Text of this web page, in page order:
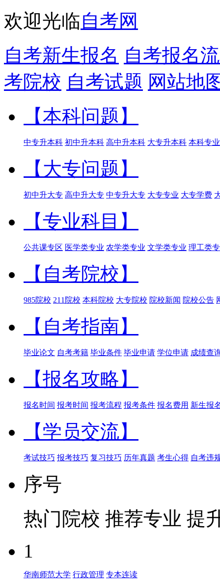
欢迎光临自考网
自考新生报名 自考报名
考院校 自考试题 网站地
【本科问题】
中专升本科 初中升本科 高中升本科 大专升本科 本科专业
【大专问题】
初中升大专 高中升大专 中专升大专 大专专业 大专学费
【专业科目】
公共课专区 医学类专业 农学类专业 文学类专业 理工类
【自考院校】
985院校 211院校 本科院校 大专院校 院校新闻 院校公告
【自考指南】
毕业论文 自考考籍 毕业条件 毕业申请 学位申请 成绩查
【报名攻略】
报名时间 报考时间 报考流程 报考条件 报名费用 新生报
【学员交流】
考试技巧 报考技巧 复习技巧 历年真题 考生心得 自考违
序号
热门院校 推荐专业 提
1
华南师范大学 行政管理 专本连读